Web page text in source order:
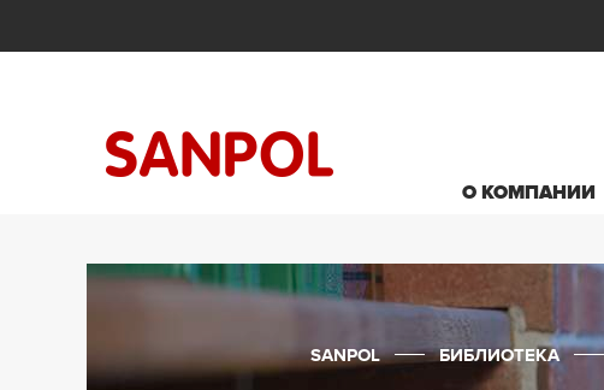
О КОМПАНИИ
SANPOL БИБЛИОТЕКА